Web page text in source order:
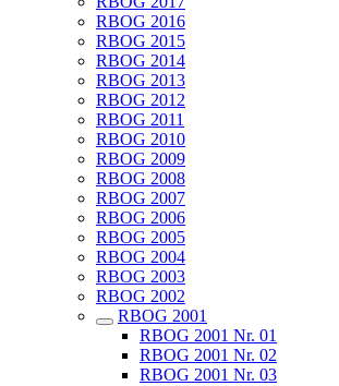
RBOG 2016
RBOG 2015
RBOG 2014
RBOG 2013
RBOG 2012
RBOG 2011
RBOG 2010
RBOG 2009
RBOG 2008
RBOG 2007
RBOG 2006
RBOG 2005
RBOG 2004
RBOG 2003
RBOG 2002
RBOG 2001
RBOG 2001 Nr. 01
RBOG 2001 Nr. 02
RBOG 2001 Nr. 03